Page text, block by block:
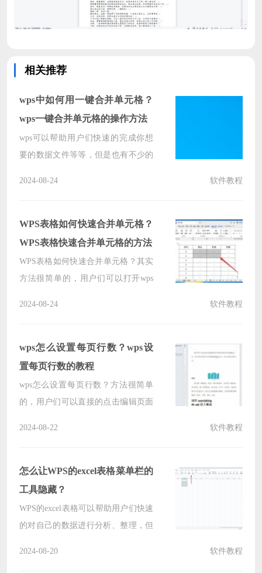
相关推荐
wps中如何用一键合并单元格？
wps一键合并单元格的操作方法
wps可以帮助用户们快速的完成你想
要的数据文件等等，但是也有不少的
的操作方法吧。
2024-08-24 软件教程
WPS表格如何快速合并单元格？
WPS表格快速合并单元格的方法
WPS表格如何快速合并单元格？其实
方法很简单的，用户们可以打开wps
单元格就可以了。下面就让本站来为
用户们来仔细的介绍一下WPS表格快
速合并单元格的方法吧。
2024-08-24 软件教程
wps怎么设置每页行数？wps设
置每页行数的教程
wps怎么设置每页行数？方法很简单
的，用户们可以直接的点击编辑页面
设置每页行数的教程吧。
2024-08-22 软件教程
怎么让WPS的excel表格菜单栏的
工具隐藏？
WPS的excel表格可以帮助用户们快速
的对自己的数据进行分析、整理，但
2024-08-20 软件教程